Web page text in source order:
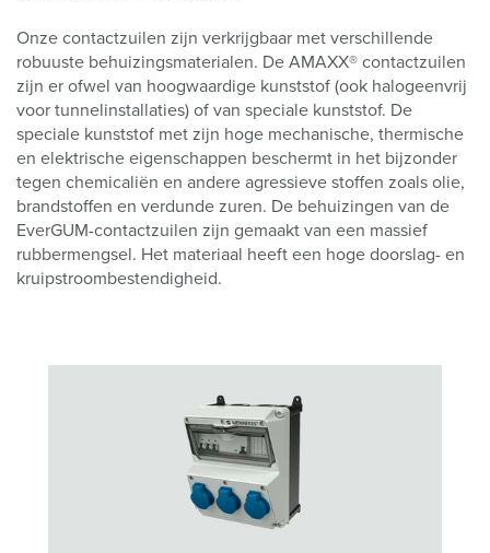
Onze contactzuilen zijn verkrijgbaar met verschillende
robuuste behuizingsmaterialen. De AMAXX® contactzuilen
zijn er ofwel van hoogwaardige kunststof (ook halogeenvrij
voor tunnelinstallaties) of van speciale kunststof. De
speciale kunststof met zijn hoge mechanische, thermische
en elektrische eigenschappen beschermt in het bijzonder
tegen chemicaliën en andere agressieve stoffen zoals olie,
brandstoffen en verdunde zuren. De behuizingen van de
EverGUM-contactzuilen zijn gemaakt van een massief
rubbermengsel. Het materiaal heeft een hoge doorslag- en
kruipstroombestendigheid.